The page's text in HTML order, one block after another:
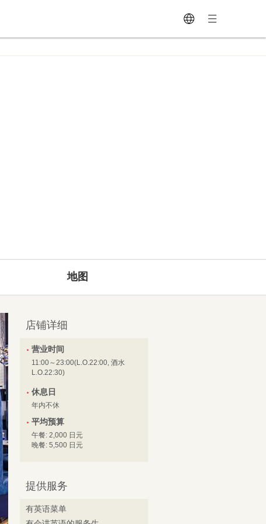
地图
店铺详细
营业时间
11:00～23:00(L.O.22:00, 酒水
L.O.22:30)
休息日
年内不休
平均预算
午餐: 2,000 日元
晚餐: 5,500 日元
提供服务
有英语菜单